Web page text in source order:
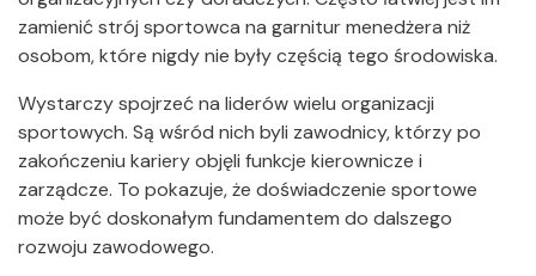
zamienić strój sportowca na garnitur menedżera niż
osobom, które nigdy nie były częścią tego środowiska.
Wystarczy spojrzeć na liderów wielu organizacji
sportowych. Są wśród nich byli zawodnicy, którzy po
zakończeniu kariery objęli funkcje kierownicze i
zarządcze. To pokazuje, że doświadczenie sportowe
może być doskonałym fundamentem do dalszego
rozwoju zawodowego.